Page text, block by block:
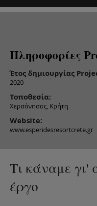
Πληροφορίες
Έτος δημιουργίας
2020
Τοποθεσία:
Χερσόνησος, Κρήτη
Website:
www.esperidesresortcrete.gr
Τι κάναμε γι'
έργο